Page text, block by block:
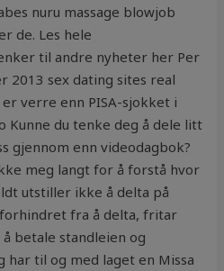
nuru massage blowjob
de. Les hele
til andre nyheter her Per
2013 sex dating sites real
verre enn PISA-sjokket i
Kunne du tenke deg å dele litt
gjennom enn videodagbok?
meg langt for å forstå hvor
utstiller ikke å delta på
fra å delta, fritar
betale standleien og
har til og med laget en Missa